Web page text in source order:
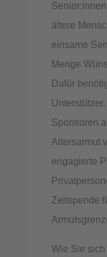
ältere
einsame
Menge
Dafür
Sponsoren
Altersarmut
engagierte
Zeitspende
Wie Sie sich